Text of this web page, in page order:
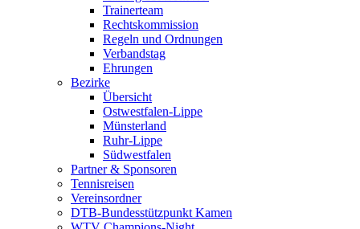
Trainerteam
Rechtskommission
Regeln und Ordnungen
Verbandstag
Ehrungen
Bezirke
Übersicht
Ostwestfalen-Lippe
Münsterland
Ruhr-Lippe
Südwestfalen
Partner & Sponsoren
Tennisreisen
Vereinsordner
DTB-Bundesstützpunkt Kamen